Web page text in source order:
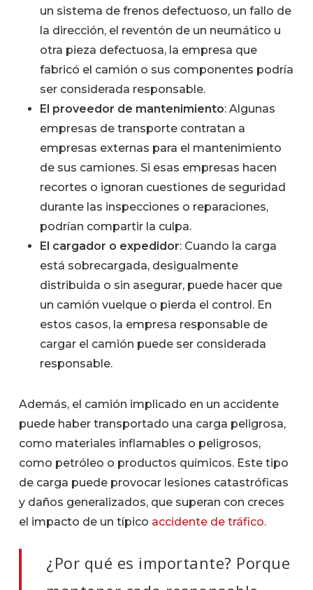
un sistema de frenos defectuoso, un fallo de
la dirección, el reventón de un neumático u
otra pieza defectuosa, la empresa que
fabricó el camión o sus componentes podría
ser considerada responsable.
El proveedor de mantenimiento: Algunas
empresas de transporte contratan a
empresas externas para el mantenimiento
de sus camiones. Si esas empresas hacen
recortes o ignoran cuestiones de seguridad
durante las inspecciones o reparaciones,
podrían compartir la culpa.
El cargador o expedidor: Cuando la carga
está sobrecargada, desigualmente
distribuida o sin asegurar, puede hacer que
un camión vuelque o pierda el control. En
estos casos, la empresa responsable de
cargar el camión puede ser considerada
responsable.
Además, el camión implicado en un accidente
puede haber transportado una carga peligrosa,
como materiales inflamables o peligrosos,
como petróleo o productos químicos. Este tipo
de carga puede provocar lesiones catastróficas
y daños generalizados, que superan con creces
el impacto de un típico accidente de tráfico.
¿Por qué es importante? Porque